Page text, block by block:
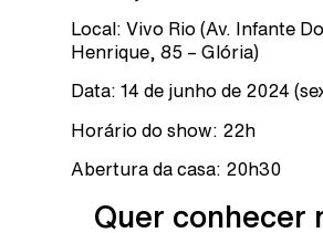
Local: Vivo Rio (Av. Infante
Henrique, 85 – Glória)
Data: 14 de junho de 2024
Horário do show: 22h
Abertura da casa: 20h30
Quer conhecer